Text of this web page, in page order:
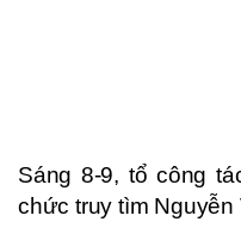
Sáng 8-9, tổ công
chức truy tìm Nguyễn